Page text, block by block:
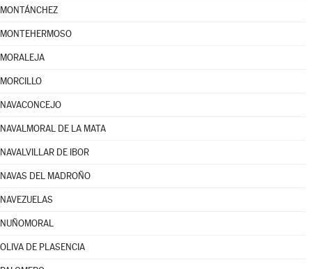
MONTÁNCHEZ
MONTEHERMOSO
MORALEJA
MORCILLO
NAVACONCEJO
NAVALMORAL DE LA MATA
NAVALVILLAR DE IBOR
NAVAS DEL MADROÑO
NAVEZUELAS
NUÑOMORAL
OLIVA DE PLASENCIA